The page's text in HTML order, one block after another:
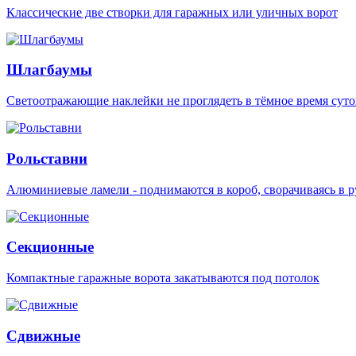
Классические две створки для гаражных или уличных ворот
Шлагбаумы
Светоотражающие наклейки не проглядеть в тёмное время
Рольставни
Алюминиевые ламели - поднимаются в короб, сворачиваясь в
Секционные
Компактные гаражные ворота закатываются под потолок
Сдвижные